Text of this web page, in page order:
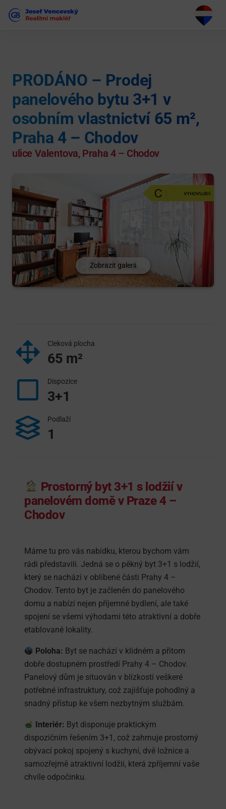
PRODÁNO – Prodej
panelového bytu 3+1 v
osobním vlastnictví 65 m²,
Praha 4 – Chodov
ulice Valentova, Praha 4 – Chodov
Zobrazit galerii
Cleková plocha
65 m²
Dispozice
3+1
Podlaží
1
Prostornýbyt 3+1 s lodžií v
panelovém domě v Praze 4 –
Chodov
Máme tu pro vás nabídku, kterou bychom vám
rádi představili. Jedná se o pěkný byt 3+1 s lodžií,
který se nachází v oblíbené části Prahy 4 –
Chodov. Tento byt je začleněn do panelového
domu a nabízí nejen příjemné bydlení, ale také
spojení se všemi výhodami této atraktivní a dobře
etablované lokality.
Poloha: Byt se nachází v klidném a přitom
dobře dostupném prostředí Prahy 4 – Chodov.
Panelový dům je situován v blízkosti veškeré
potřebné infrastruktury, což zajišťuje pohodlný a
snadný přístup ke všem nezbytným službám.
Interiér: Byt disponuje praktickým
dispozičním řešením 3+1, což zahrnuje prostorný
obývací pokoj spojený s kuchyní, dvě ložnice a
samozřejmě atraktivní lodžii, která zpříjemní vaše
chvíle odpočinku.